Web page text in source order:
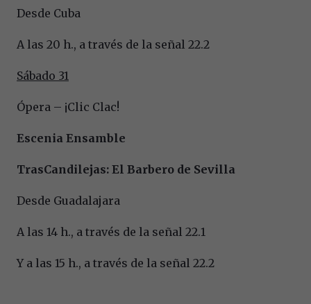
Desde Cuba
A las 20 h., a través de la señal 22.2
Sábado 31
Ópera – ¡Clic Clac!
Escenia Ensamble
TrasCandilejas: El Barbero de Sevilla
Desde Guadalajara
A las 14 h., a través de la señal 22.1
Y a las 15 h., a través de la señal 22.2